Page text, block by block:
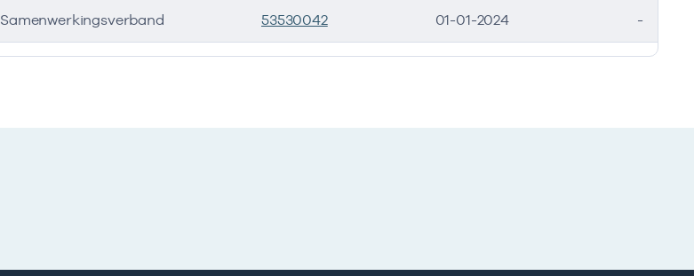
Samenwerkingsverband 53530042 01-01-2024 -